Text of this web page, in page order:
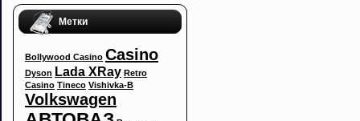
Метки
Bollywood Casino Casino
Dyson Lada XRay Retro
Casino Tineco Vishivka-B
Volkswagen